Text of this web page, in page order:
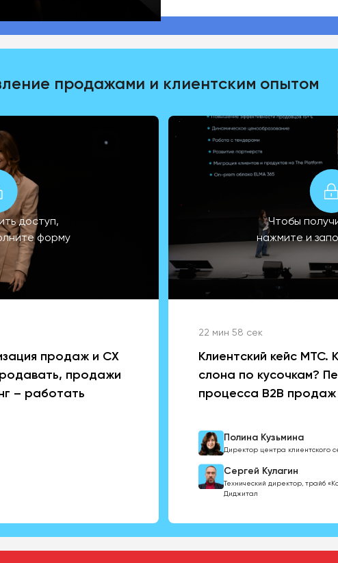
продажами и клиентским опытом
доступ,
форму
продаж и CХ
продажи
– работать
Чтобы
нажмите и
22 мин 58 сек
Клиентский кейс МТС.
слона по кусочкам?
процесса B2B продаж
Полина Кузьмина
Директор центра клиентского
Сергей Кулагин
Технический директор, трайб
Диджитал